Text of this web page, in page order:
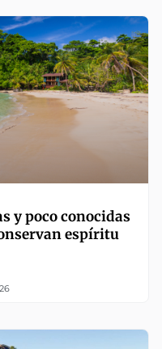
y poco conocidas
espíritu